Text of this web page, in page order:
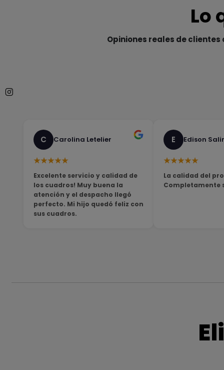
Lo
Opiniones reales de
C Carolina Letelier
★★★★★
Excelente servicio y calidad de
los cuadros! Muy buena la
atención y el despacho llegó
perfecto. Mi hijo quedó feliz con
sus cuadros.
E Edison
★★★★★
La calidad del
Completamente